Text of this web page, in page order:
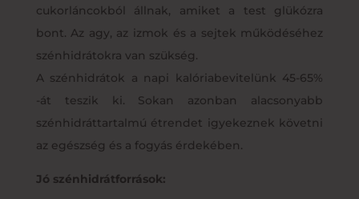
cukorláncokból állnak, amiket a test glükózra
bont. Az agy, az izmok és a sejtek működéséhez
szénhidrátokra van szükség.
A szénhidrátok a napi kalóriabevitelünk 45-65%
-át teszik ki. Sokan azonban alacsonyabb
szénhidráttartalmú étrendet igyekeznek követni
az egészség és a fogyás érdekében.
Jó szénhidrátforrások: